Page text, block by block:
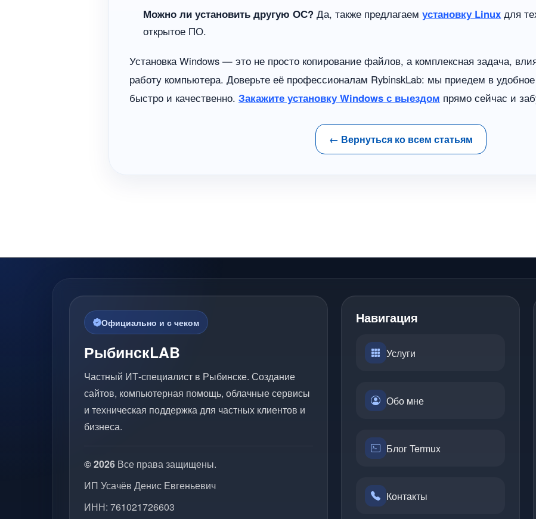
Можно ли установить другую ОС? Да, также предлагаемустановку Linux для
открытое ПО.
Установка Windows — это не просто копирование файлов, а комплексная задача,
работу компьютера. Доверьте её профессионалам RybinskLab: мы приедем в
быстро и качественно. Закажите установку Windows с выездом прямо сейчас и
← Вернуться ко всем статьям
Официально и с чеком
РыбинскLAB
Частный ИТ-специалист в Рыбинске. Создание
сайтов, компьютерная помощь, облачные сервисы
и техническая поддержка для частных клиентов и
бизнеса.
© 2026 Все права защищены.
ИП Усачёв Денис Евгеньевич
ИНН: 761021726603
Навигация
Услуги
Обо мне
Блог Termux
Контакты